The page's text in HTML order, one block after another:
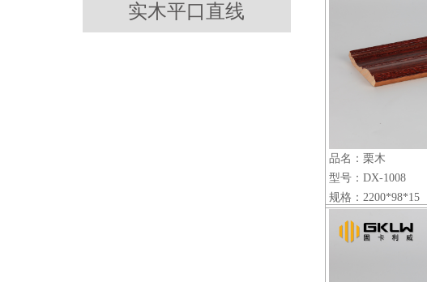
实木平口直线
品名：栗木
型号：DX-1008
规格：2200*98*15